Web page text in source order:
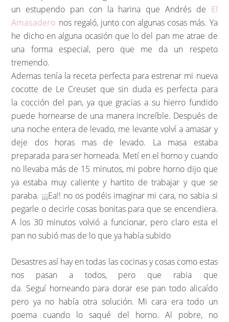
un estupendo pan con la harina que Andrés de El
Amasadero nos regaló, junto con algunas cosas más. Ya
he dicho en alguna ocasión que lo del pan me atrae de
una forma especial, pero que me da un respeto
tremendo.
Ademas tenía la receta perfecta para estrenar mi nueva
cocotte de Le Creuset que sin duda es perfecta para
la cocción del pan, ya que gracias a su hierro fundido
puede hornearse de una manera increíble. Después de
una noche entera de levado, me levante volví a amasar y
deje dos horas mas de levado. La masa estaba
preparada para ser horneada. Metí en el horno y cuando
no llevaba más de 15 minutos, mi pobre horno dijo que
ya estaba muy caliente y hartito de trabajar y que se
paraba. ¡¡¡Ea!! no os podéis imaginar mi cara, no sabia si
pegarle o decirle cosas bonitas para que se encendiera.
A los 30 minutos volvió a funcionar, pero claro esta el
pan no subió mas de lo que ya había subido
Desastres así hay en todas las cocinas y cosas como estas
nos pasan a todos, pero que rabia que
da. Seguí horneando para dorar ese pan todo alicaído
pero ya no había otra solución. Mi cara era todo un
poema cuando lo saqué del horno. Al pobre, no